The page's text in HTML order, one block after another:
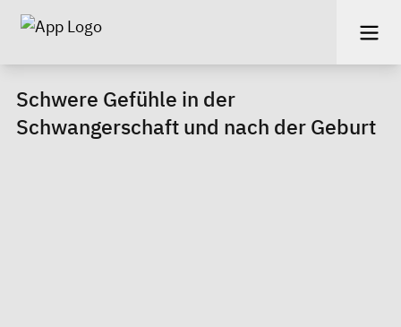
Schwere Gefühle in der
Schwangerschaft und nach der Geburt